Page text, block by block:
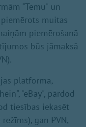
"Temu" un
muitas
piemērošanā
būs jāmaksā
platforma,
"eBay", pārdod
tiesības iekasēt
gan PVN,